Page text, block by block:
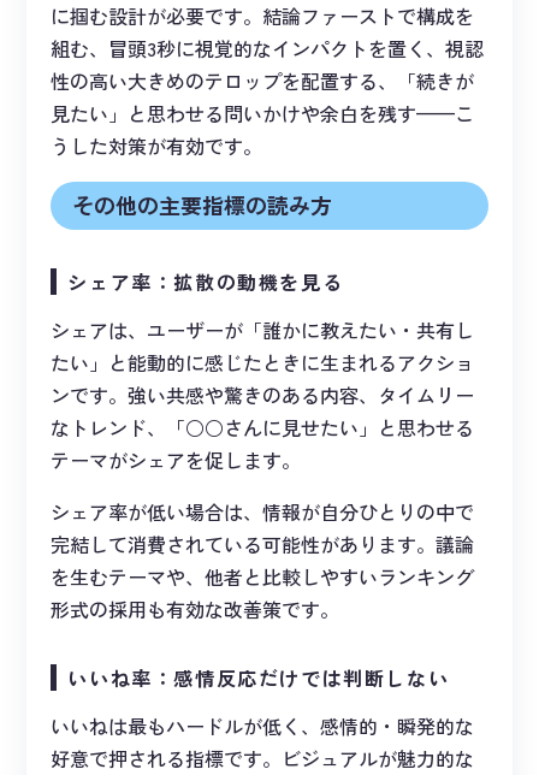
に掴む設計が必要です。結論ファーストで構成を
組む、冒頭3秒に視覚的なインパクトを置く、視認
性の高い大きめのテロップを配置する、「続きが
見たい」と思わせる問いかけや余白を残す——こ
うした対策が有効です。
その他の主要指標の読み方
シェア率：拡散の動機を見る
シェアは、ユーザーが「誰かに教えたい・共有し
たい」と能動的に感じたときに生まれるアクショ
ンです。強い共感や驚きのある内容、タイムリー
なトレンド、「○○さんに見せたい」と思わせる
テーマがシェアを促します。
シェア率が低い場合は、情報が自分ひとりの中で
完結して消費されている可能性があります。議論
を生むテーマや、他者と比較しやすいランキング
形式の採用も有効な改善策です。
いいね率：感情反応だけでは判断しない
いいねは最もハードルが低く、感情的・瞬発的な
好意で押される指標です。ビジュアルが魅力的な